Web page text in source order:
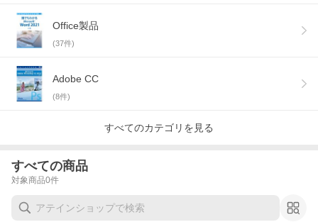
Office製品
(37件)
Adobe CC
(8件)
すべてのカテゴリを見る
すべての商品
対象商品0件